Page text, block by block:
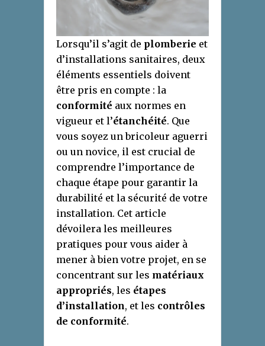
Lorsqu’il s’agit de plomberie et
d’installations sanitaires, deux
éléments essentiels doivent
être pris en compte : la
conformité aux normes en
vigueur et l’étanchéité. Que
vous soyez un bricoleur aguerri
ou un novice, il est crucial de
comprendre l’importance de
chaque étape pour garantir la
durabilité et la sécurité de votre
installation. Cet article
dévoilera les meilleures
pratiques pour vous aider à
mener à bien votre projet, en se
concentrant sur les matériaux
appropriés, les étapes
d’installation, et les contrôles
de conformité.